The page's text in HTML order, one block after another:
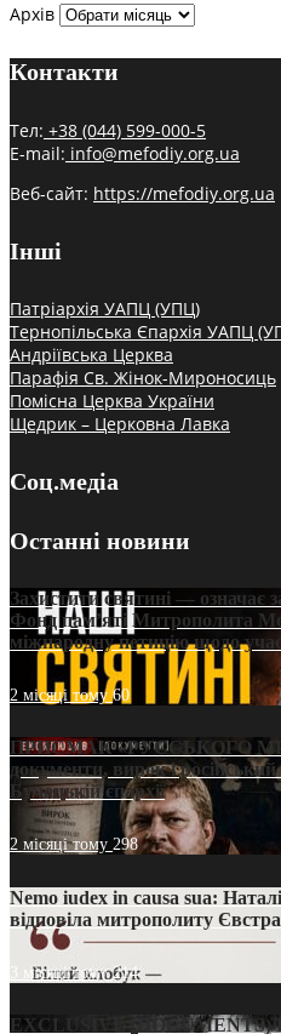
Архів
Контакти
Тел: +38 (044) 599-000-5
E-mail: info@mefodiy.org.ua
Веб-сайт: https://mefodiy.org.ua
Інші
Патріархія УАПЦ (УПЦ)
Тернопільська Єпархія УАПЦ
Андріївська Церква
Парафія Св. Жінок-Мироносиць
Помісна Церква України
Щедрик – Церковна Лавка
Соц.медіа
Останні новини
Захистити святині — означає
Фонд пам’яті Митрополита
міжнародну петицію щодо
2 місяці тому60
ПРИСМАК «РУССЬКОГО
документи, вирок і російський
Бучацькій єпархії
2 місяці тому 298
Nemo iudex in causa sua:
відповіла митрополиту
3 місяці тому214
EXCLUSIVE